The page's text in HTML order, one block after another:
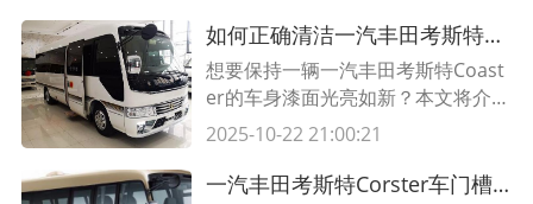
问题。
如何正确清洁一汽丰田考斯特Coaster的车身漆面
想要保持一辆一汽丰田考斯特Coast
er的车身漆面光亮如新？本文将介绍
如何正确进行清洁，让您的车身漆面
2025-10-22 21:00:21
一汽丰田考斯特Corster车门槽清洁指南 如何轻松保持车门槽清洁